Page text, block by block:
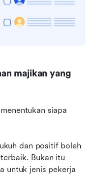
majikan yang
siapa
dan positif boleh
Bukan itu
untuk jenis pekerja